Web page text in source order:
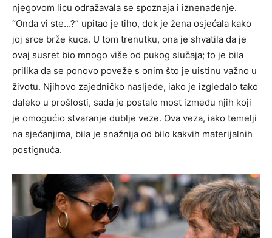
njegovom licu odražavala se spoznaja i iznenađenje.
“Onda vi ste…?” upitao je tiho, dok je žena osjećala kako
joj srce brže kuca. U tom trenutku, ona je shvatila da je
ovaj susret bio mnogo više od pukog slučaja; to je bila
prilika da se ponovo poveže s onim što je uistinu važno u
životu. Njihovo zajedničko nasljeđe, iako je izgledalo tako
daleko u prošlosti, sada je postalo most između njih koji
je omogućio stvaranje dublje veze. Ova veza, iako temelji
na sjećanjima, bila je snažnija od bilo kakvih materijalnih
postignuća.